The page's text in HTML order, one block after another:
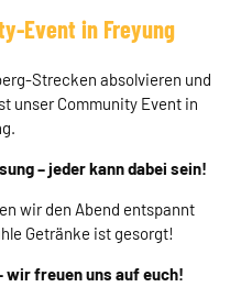
Event in Freyung
Strecken absolvieren und
unser Community Event in
– jeder kann dabei sein!
wir den Abend entspannt
Getränke ist gesorgt!
wir freuen uns auf euch!